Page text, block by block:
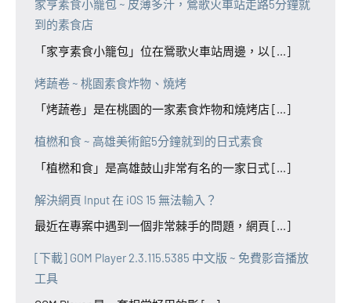
家亨素食小籠包 ~ 皮薄多汁，鶯歌火車站走路5分鐘就
到的素食店
「家亨素食小籠包」位在鶯歌火車站周邊，以 [...]
烤蔬卷 ~ 桃園素食炸物、燒烤
「烤蔬卷」是在桃園的一家素食炸物和燒烤店 [...]
植橪和食 ~ 高雄美術館5分鐘就到的日式素食
「植橪和食」是高雄鼓山非常有名的一家日式 [...]
解決網頁 Input 在 iOS 15 無法輸入？
最近在專案中遇到一個非常棘手的問題，網頁 [...]
[下載] GOM Player 2.3.115.5385 中文版 ~ 免費影音播放
工具